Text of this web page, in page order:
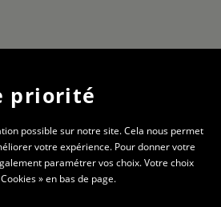
priorité
possible sur notre site. Cela nous permet
votre expérience. Pour donner votre
paramétrer vos choix. Votre choix
» en bas de page.